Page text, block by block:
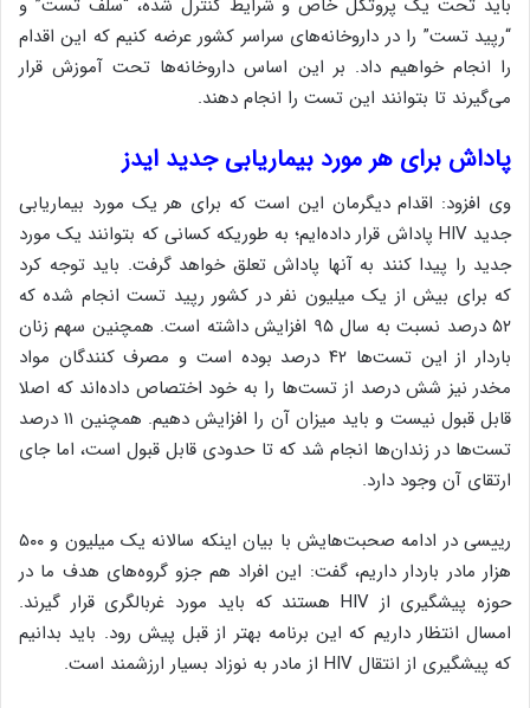
“رپید تست” را در داروخانه‌های سراسر کشور عرضه کنیم که این اقدام
را انجام خواهیم داد. بر این اساس داروخانه‌ها تحت آموزش قرار
می‌گیرند تا بتوانند این تست را انجام دهند.
پاداش برای هر مورد بیماریابی جدید ایدز
وی افزود: اقدام دیگرمان این است که برای هر یک مورد بیماریابی
جدیدHIV پاداش قرار داده‌ایم؛ به طوریکه کسانی که بتوانند یک مورد
جدید را پیدا کنند به آنها پاداش تعلق خواهد گرفت. باید توجه کرد
که برای بیش از یک میلیون نفر در کشور رپید تست انجام شده که
۵۲ درصد نسبت به سال ۹۵ افزایش داشته است. همچنین سهم زنان
باردار از این تست‌ها ۴۲ درصد بوده است و مصرف کنندگان مواد
مخدر نیز شش درصد از تست‌ها را به خود اختصاص داده‌اند که اصلا
قابل قبول نیست و باید میزان آن را افزایش دهیم. همچنین ۱۱ درصد
تست‌ها در زندان‌ها انجام شد که تا حدودی قابل قبول است، اما جای
ارتقای آن وجود دارد.
رییسی در ادامه صحبت‌هایش با بیان اینکه سالانه یک میلیون و ۵۰۰
هزار مادر باردار داریم، گفت: این افراد هم جزو گروه‌های هدف ما در
حوزه پیشگیری ازHIV هستند که باید مورد غربالگری قرار گیرند.
امسال انتظار داریم که این برنامه بهتر از قبل پیش رود. باید بدانیم
که پیشگیری از انتقال HIV از مادر به نوزاد بسیار ارزشمند است.